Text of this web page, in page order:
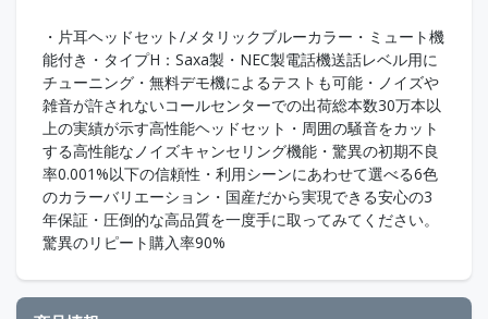
・片耳ヘッドセット/メタリックブルーカラー・ミュート機
能付き・タイプH：Saxa製・NEC製電話機送話レベル用に
チューニング・無料デモ機によるテストも可能・ノイズや
雑音が許されないコールセンターでの出荷総本数30万本以
上の実績が示す高性能ヘッドセット・周囲の騒音をカット
する高性能なノイズキャンセリング機能・驚異の初期不良
率0.001%以下の信頼性・利用シーンにあわせて選べる6色
のカラーバリエーション・国産だから実現できる安心の3
年保証・圧倒的な高品質を一度手に取ってみてください。
驚異のリピート購入率90%